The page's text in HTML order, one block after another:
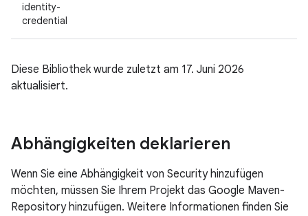
identity-
credential
Diese Bibliothek wurde zuletzt am 17. Juni 2026
aktualisiert.
Abhängigkeiten deklarieren
Wenn Sie eine Abhängigkeit von Security hinzufügen
möchten, müssen Sie Ihrem Projekt das Google Maven-
Repository hinzufügen. Weitere Informationen finden Sie